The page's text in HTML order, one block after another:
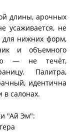
длины, арочных
усаживается, не
для нижних форм,
и объемного
— не течёт,
Палитра,
идентична
в салонах.
"Ай Эм":